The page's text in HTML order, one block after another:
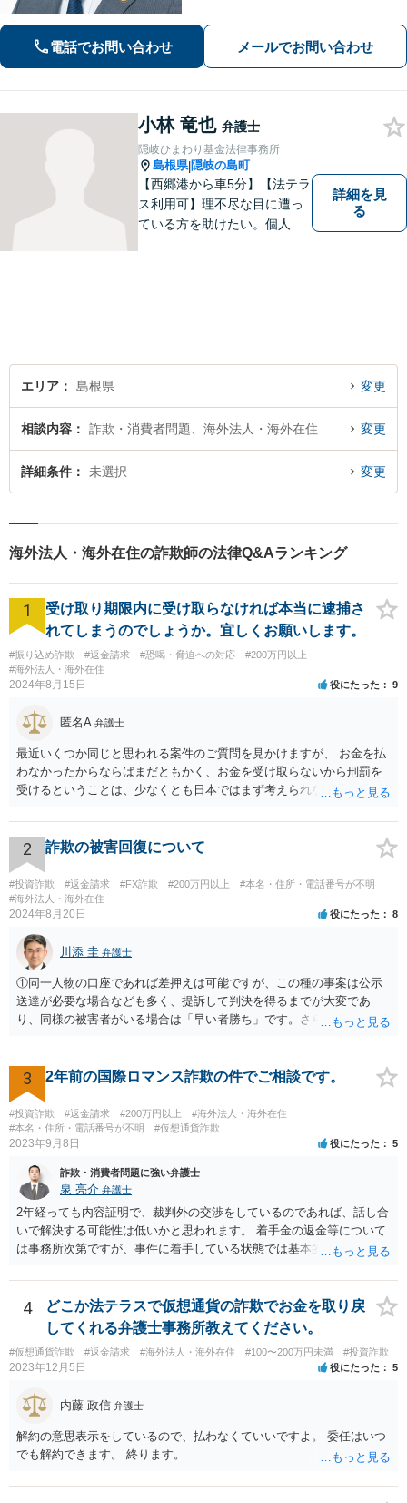
電話でお問い合わせ メールでお問い合わせ
小林 竜也 弁護士
隠岐ひまわり基金法律事務所
島根県|隠岐の島町
【西郷港から車5分】【法テラ
ス利用可】理不尽な目に遭っ
ている方を助けたい。個人・
詳細を見
る
エリア 島根県 変更
相談内容 詐欺・消費者問題、海外法人・海外在住 変更
詳細条件 未選択 変更
海外法人・海外在住の詐欺師の法律Q&Aランキング
1
受け取り期限内に受け取らなければ本当に逮捕さ
れてしまうのでしょうか。宜しくお願いします。
#振り込め詐欺 #返金請求 #恐喝・脅迫への対応
#200万円以上
#海外法人・海外在住
2024年8月15日 役にたった 9
匿名A 弁護士
最近いくつか同じと思われる案件のご質問を見かけますが、 お金を払
わなかったからならばまだともかく、お金を受け取らないから刑罰を
受けるということは、少なくとも日本ではまず考えられないように思
てみてください。
2 詐欺の被害回復について
#投資詐欺 #返金請求 #FX詐欺 #200万円以上
#本名・住所・電話番号が不明
#海外法人・海外在住
2024年8月20日 役にたった 8
川添 圭 弁護士
①同一人物の口座であれば差押えは可能ですが、この種の事案は公示
送達が必要な場合なども多く、提訴して判決を得るまでが大変であ
り、同様の被害者がいる場合は「早い者勝ち」です。さらに詳しい事
れます。 ②わかりません。その法人が特定できるかどうかが問題で
す。調査が必要ですので、弁護士へ相談した方がよいと思います。
3 2年前の国際ロマンス詐欺の件でご相談です。
#投資詐欺 #返金請求 #200万円以上
#海外法人・海外在住
#本名・住所・電話番号が不明
#仮想通貨詐欺
2023年9月8日 役にたった 5
詐欺・消費者問題に強い弁護士
泉 亮介 弁護士
2年経っても内容証明で、裁判外の交渉をしているのであれば、話し合
いで解決する可能性は低いかと思われます。 着手金の返金等について
は事務所次第ですが、事件に着手している状態では基本的に返金に応
は、現状や今後どう動くのか、回収可能性についてどのような見込み
か等疑問や不安に思っていることは確認をされた方が良いでしょう。
4
どこか法テラスで仮想通貨の詐欺でお金を取り戻
してくれる弁護士事務所教えてください。
#仮想通貨詐欺 #返金請求 #海外法人・海外在住 #100〜200万円未満 #投資詐欺
2023年12月5日 役にたった 5
内藤 政信 弁護士
解約の意思表示をしているので、払わなくていいですよ。 委任はいつ
でも解約できます。 終ります。